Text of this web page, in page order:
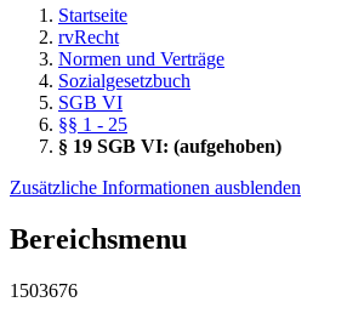
Startseite
rvRecht
Normen und Verträge
Sozialgesetzbuch
SGB VI
§§ 1 - 25
§ 19 SGB VI: (aufgehoben)
Zusätzliche Informationen ausblenden
Bereichsmenu
1503676